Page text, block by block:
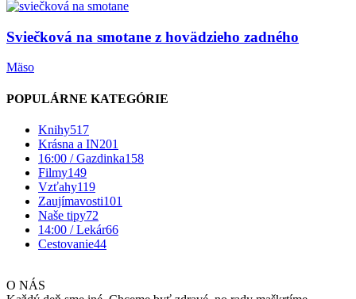
Sviečková na smotane z hovädzieho zadného
Mäso
POPULÁRNE KATEGÓRIE
Knihy517
Krásna a IN201
16:00 / Gazdinka158
Filmy149
Vzťahy119
Zaujímavosti101
Naše tipy72
14:00 / Lekár66
Cestovanie44
O NÁS